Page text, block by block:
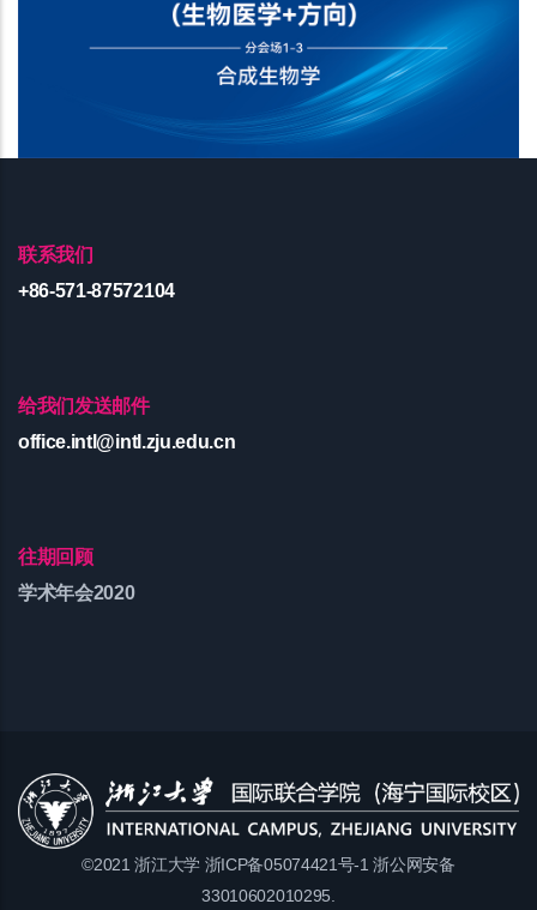
联系我们
+86-571-87572104
给我们发送邮件
office.intl@intl.zju.edu.cn
往期回顾
学术年会2020
©2021 浙江大学 浙ICP备05074421号-1 浙公网安备
33010602010295.